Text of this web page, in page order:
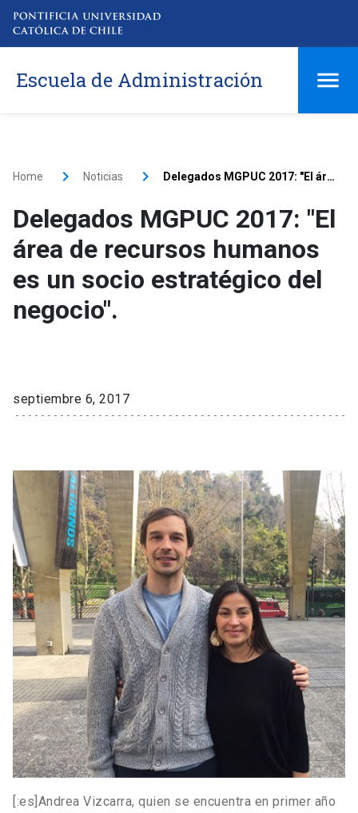
Escuela de Administración
Home Noticias Delegados MGPUC 2017: "El área de recursos humanos es un socio estratégico del negocio".
Delegados MGPUC 2017: "El
área de recursos humanos
es un socio estratégico del
negocio".
septiembre 6, 2017
[:es]Andrea Vizcarra, quien se encuentra en primer año